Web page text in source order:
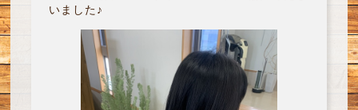
いました♪